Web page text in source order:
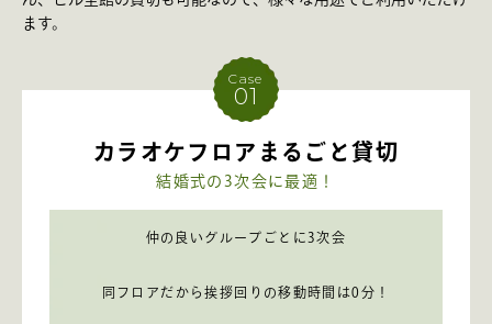
ます。
Case
01
カラオケフロアまるごと貸切
結婚式の3次会に最適！
仲の良いグループごとに3次会
同フロアだから挨拶回りの移動時間は0分！